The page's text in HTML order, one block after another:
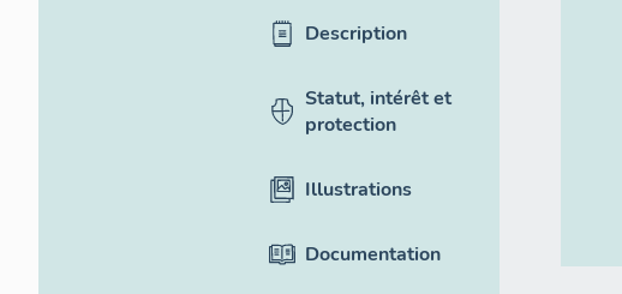
Description
Statut, intérêt et
protection
Illustrations
Documentation